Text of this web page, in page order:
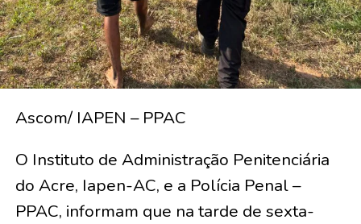
Ascom/ IAPEN – PPAC
O Instituto de Administração Penitenciária
do Acre, Iapen-AC, e a Polícia Penal –
PPAC, informam que na tarde de sexta-